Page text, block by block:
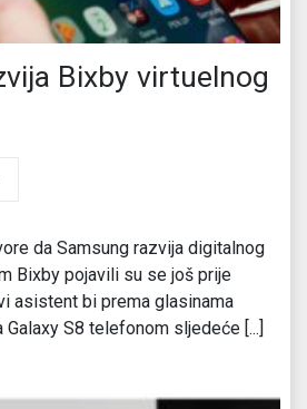
Bixby virtuelnog
da Samsung razvija digitalnog
Bixby pojavili su se još prije
asistent bi prema glasinama
S8 telefonom sljedeće [...]